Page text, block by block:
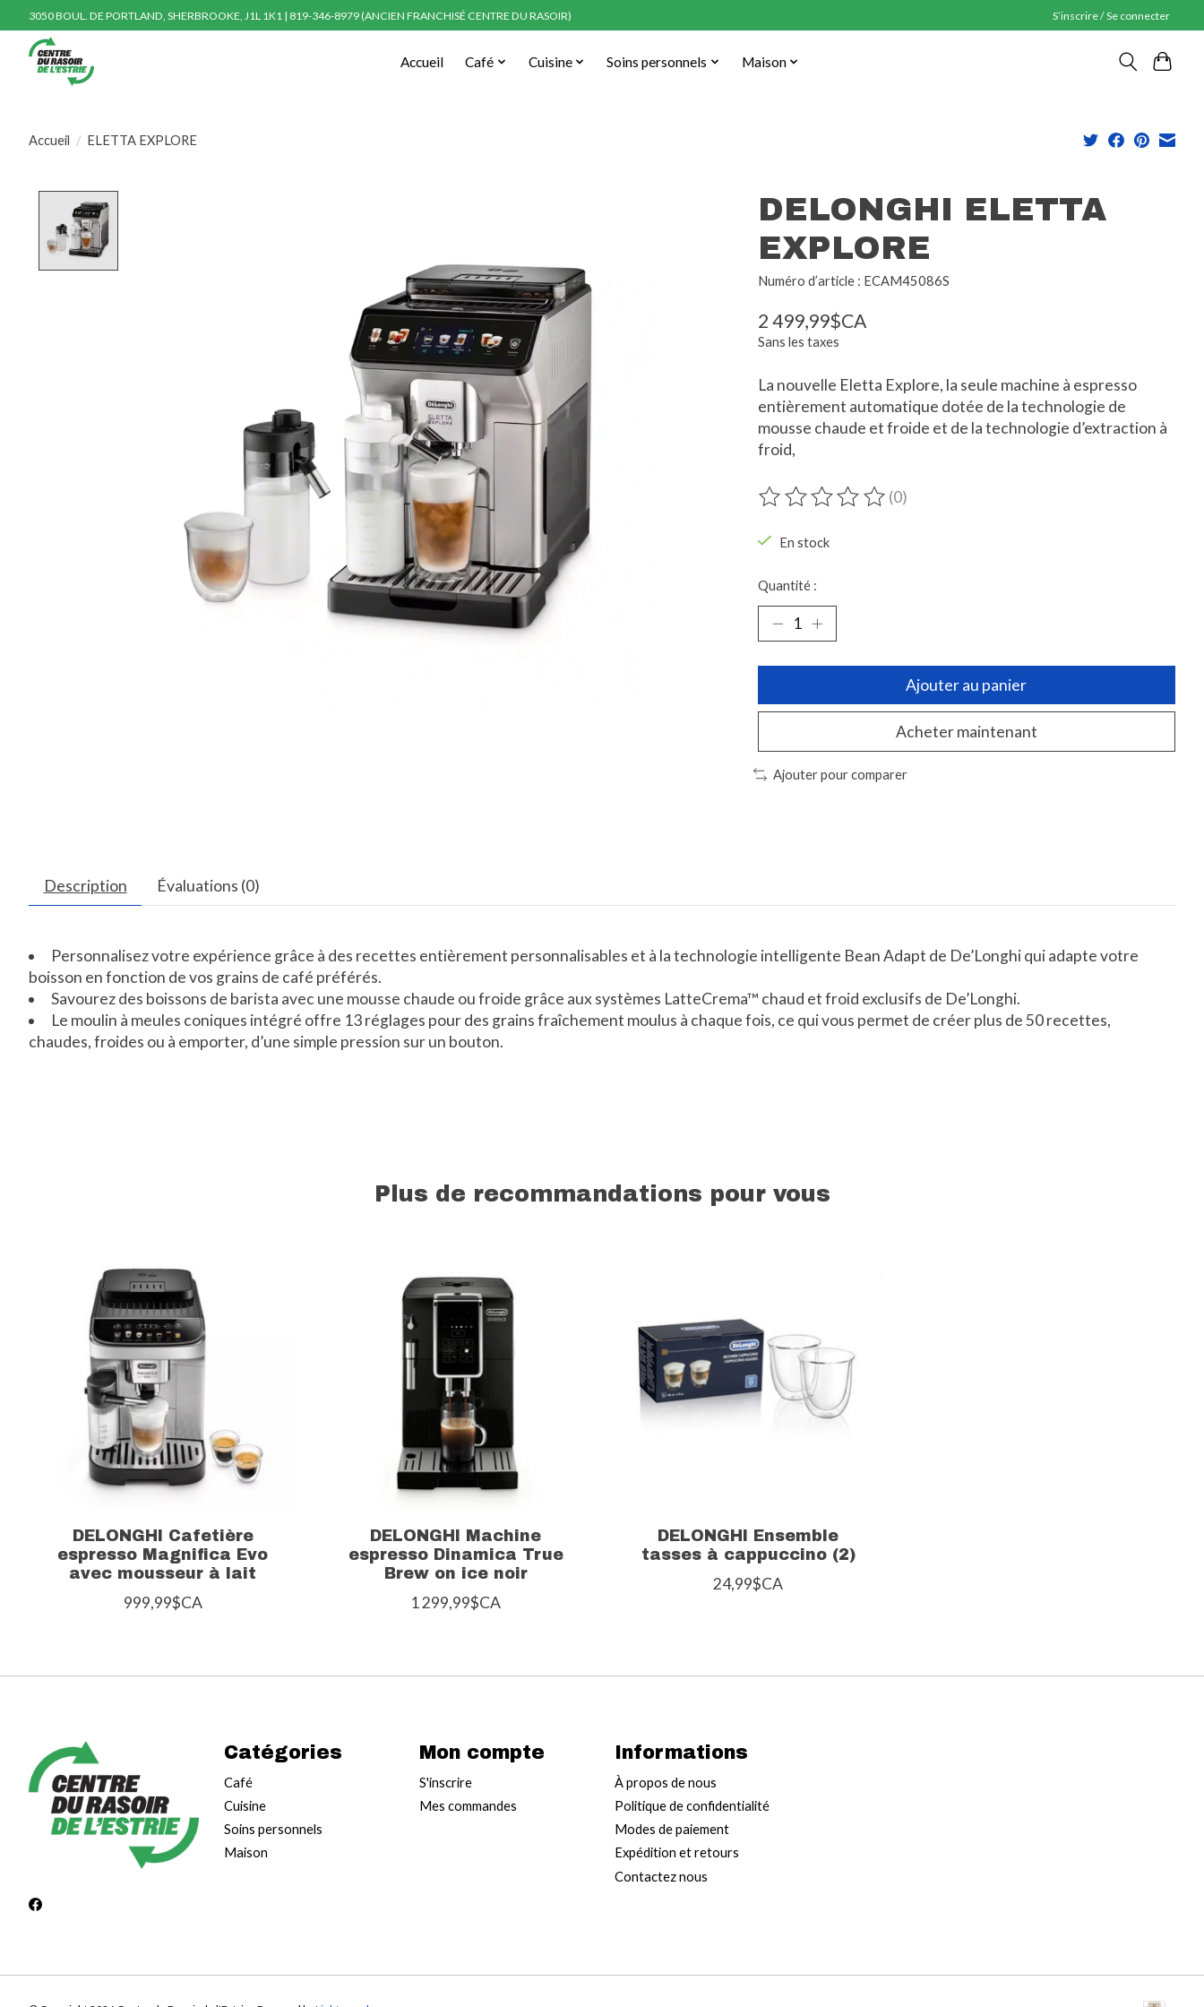
3050 BOUL. DE PORTLAND, SHERBROOKE, J1L 1K1 | 819-346-8979 (ANCIEN FRANCHISÉ CENTRE DU RASOIR) S’inscrire / Se connecter
Accueil Café Cuisine Soins personnels Maison
Accueil / ELETTA EXPLORE
DELONGHI ELETTA
EXPLORE
Numéro d’article : ECAM45086S
2 499,99$CA
Sans les taxes
La nouvelle Eletta Explore, la seule machine à espresso
entièrement automatique dotée de la technologie de
mousse chaude et froide et de la technologie d’extraction à
froid,
Ce produit est évalué à
(0)
En stock
Quantité :
Ajouter au panier
Acheter maintenant
Ajouter pour comparer
Description Évaluations (0)
Personnalisez votre expérience grâce à des recettes entièrement personnalisables et à la technologie intelligente Bean Adapt de De’Longhi qui adapte votre
boisson en fonction de vos grains de café préférés.
Savourez des boissons de barista avec une mousse chaude ou froide grâce aux systèmes LatteCrema™ chaud et froid exclusifs de De’Longhi.
Le moulin à meules coniques intégré offre 13 réglages pour des grains fraîchement moulus à chaque fois, ce qui vous permet de créer plus de 50 recettes,
chaudes, froides ou à emporter, d’une simple pression sur un bouton.
Plus de recommandations pour vous
DELONGHI Cafetière
espresso Magnifica Evo
avec mousseur à lait
999,99$CA
DELONGHI Machine
espresso Dinamica True
Brew on ice noir
1 299,99$CA
DELONGHI Ensemble
tasses à cappuccino (2)
24,99$CA
Catégories
Café
Cuisine
Soins personnels
Maison
Mon compte
S'inscrire
Mes commandes
Informations
À propos de nous
Politique de confidentialité
Modes de paiement
Expédition et retours
Contactez nous